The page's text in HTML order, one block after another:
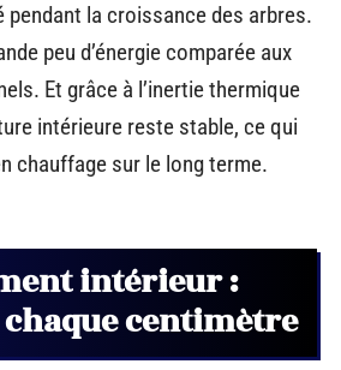
pendant la croissance des arbres.
peu d’énergie comparée aux
Et grâce à l’inertie thermique
intérieure reste stable, ce qui
chauffage sur le long terme.
intérieur :
centimètre